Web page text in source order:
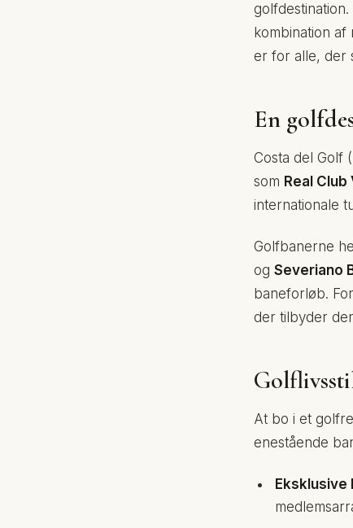
kombination
er for alle, der
En
Costa del Golf
som Real
internationale
Golfbanerne
og Severiano
baneforløb.
der tilbyder
At bo i et
enestående
Eksklusive